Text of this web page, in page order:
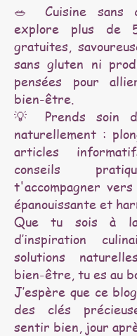
🥗 Cuisine sans
explore plus de
gratuites,
sans gluten ni
pensées pour
bien-être.
💡 Prends soin
naturellement :
articles
conseils
t'accompagner
épanouissante et
Que tu sois à la
d’inspiration
solutions
bien-être, tu es au
J’espère que ce
des clés
sentir bien, jour